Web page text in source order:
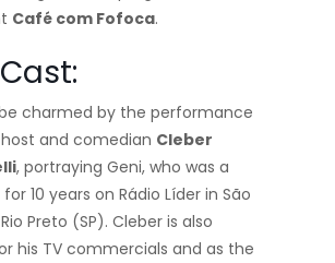
Café com Fofoca.
charmed by the performance
and comedian Cleber
, portraying Geni, who was a
10 years on Rádio Líder in São
Preto (SP). Cleber is also
his TV commercials and as the